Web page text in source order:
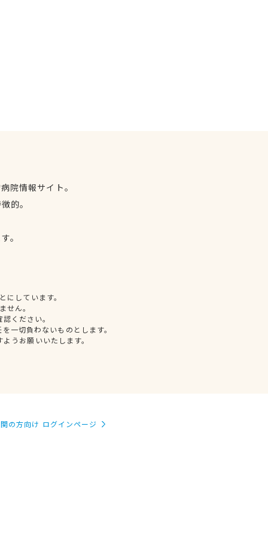
院情報サイト。
的。
。
しています。
せん。
ください。
一切負わないものとします。
うお願いいたします。
の方向け ログインページ